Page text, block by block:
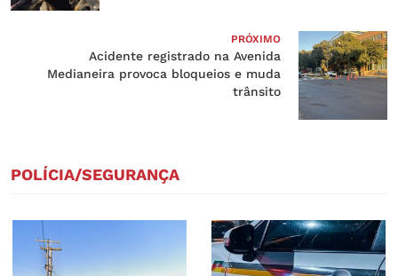
PRÓXIMO
Acidente registrado na Avenida
Medianeira provoca bloqueios e muda
trânsito
POLÍCIA/SEGURANÇA